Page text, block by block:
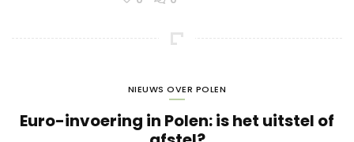
NIEUWS OVER POLEN
Euro-invoering in Polen: is het uitstel of